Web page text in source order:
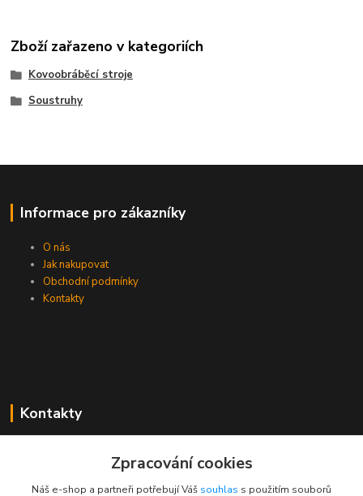
Zboží zařazeno v kategoriích
Kovoobráběcí stroje
Soustruhy
Informace pro zákazníky
O nás
Jak nakupovat
Obchodní podmínky
Kontakty
Kontakty
+420 733 530 378
(Po-Pá, 8-15 hod.)
Zpracování cookies
Náš e-shop a partneři potřebují Váš souhlas s použitím souborů